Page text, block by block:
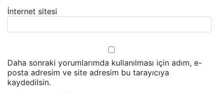
İnternet sitesi
Daha sonraki yorumlarımda kullanılması için adım, e-
posta adresim ve site adresim bu tarayıcıya
kaydedilsin.